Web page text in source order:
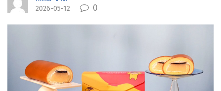
2026-05-12 0